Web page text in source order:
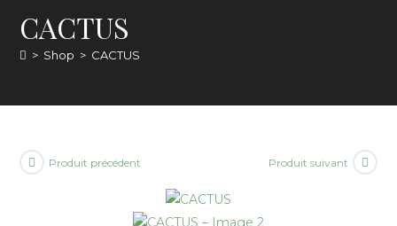
CACTUS
> Shop > CACTUS
Produit précédent Produit suivant